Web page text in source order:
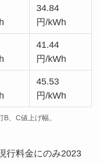
34.84
円/kWh
41.44
円/kWh
45.53
円/kWh
、C値上げ幅。
行料金にのみ2023